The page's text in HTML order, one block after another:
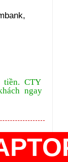
tiền. CTY
ngay